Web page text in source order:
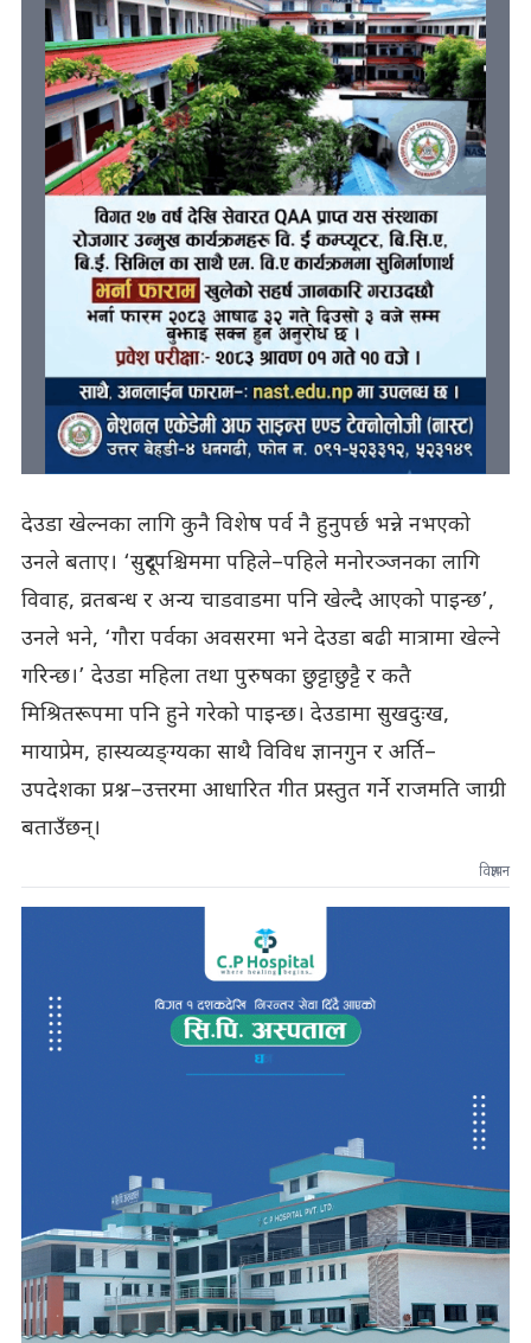
देउडा खेल्नका लागि कुनै विशेष पर्व नै हुनुपर्छ भन्ने नभएको
उनले बताए। ‘सुदूरपश्चिममा पहिले–पहिले मनोरञ्जनका लागि
विवाह, व्रतबन्ध र अन्य चाडवाडमा पनि खेल्दै आएको पाइन्छ’,
उनले भने, ‘गौरा पर्वका अवसरमा भने देउडा बढी मात्रामा खेल्ने
गरिन्छ।’ देउडा महिला तथा पुरुषका छुट्टाछुट्टै र कतै
मिश्रितरूपमा पनि हुने गरेको पाइन्छ। देउडामा सुखदुःख,
मायाप्रेम, हास्यव्यङ्ग्यका साथै विविध ज्ञानगुन र अर्ति–
उपदेशका प्रश्न–उत्तरमा आधारित गीत प्रस्तुत गर्ने राजमति जाग्री
बताउँछन्।
विज्ञापन